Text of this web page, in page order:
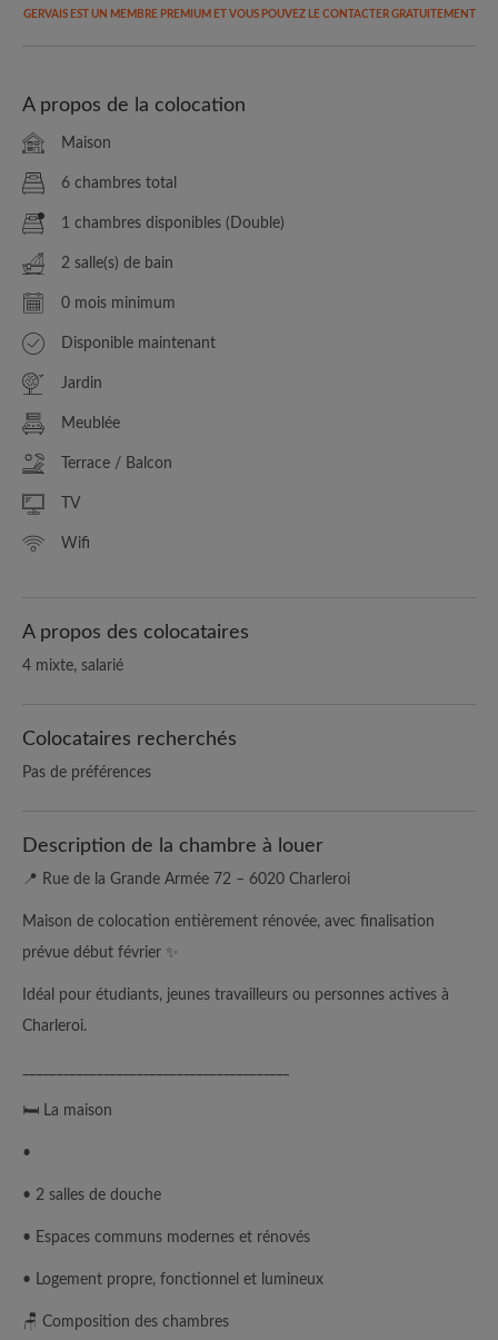
GERVAIS EST UN MEMBRE PREMIUM ET VOUS POUVEZ LE CONTACTER GRATUITEMENT
A propos de la colocation
Maison
6 chambres total
1 chambres disponibles (Double)
2 salle(s) de bain
0 mois minimum
Disponible maintenant
Jardin
Meublée
Terrace / Balcon
TV
Wifi
A propos des colocataires
4 mixte, salarié
Colocataires recherchés
Pas de préférences
Description de la chambre à louer
📍 Rue de la Grande Armée 72 – 6020 Charleroi
Maison de colocation entièrement rénovée, avec finalisation
prévue début février ✨
Idéal pour étudiants, jeunes travailleurs ou personnes actives à
Charleroi.
🛏️ La maison
•
• 2 salles de douche
• Espaces communs modernes et rénovés
• Logement propre, fonctionnel et lumineux
🪑 Composition des chambres